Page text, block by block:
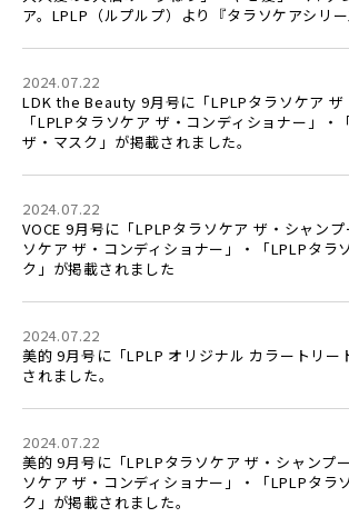
ア。LPLP（ルプルプ）より『タラソケアシリー
2024.07.22
LDK the Beauty 9月号に「LPLPタラソケア ザ
「LPLPタラソケア ザ・コンディショナー」・
ザ・マスク」が掲載されました。
2024.07.22
VOCE 9月号に「LPLPタラソケア ザ・シャン
ソケア ザ・コンディショナー」・「LPLPタラ
ク」が掲載されました
2024.07.22
美的 9月号に「LPLP オリジナル カラートリー
されました。
2024.07.22
美的 9月号に「LPLPタラソケア ザ・シャンプ
ソケア ザ・コンディショナー」・「LPLPタラ
ク」が掲載されました。